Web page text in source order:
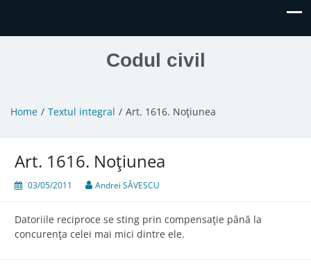
Codul civil
Home Textul integral Art. 1616. Noţiunea
Art. 1616. Noţiunea
03/05/2011 Andrei SĂVESCU
Datoriile reciproce se sting prin compensaţie până la
concurenţa celei mai mici dintre ele.